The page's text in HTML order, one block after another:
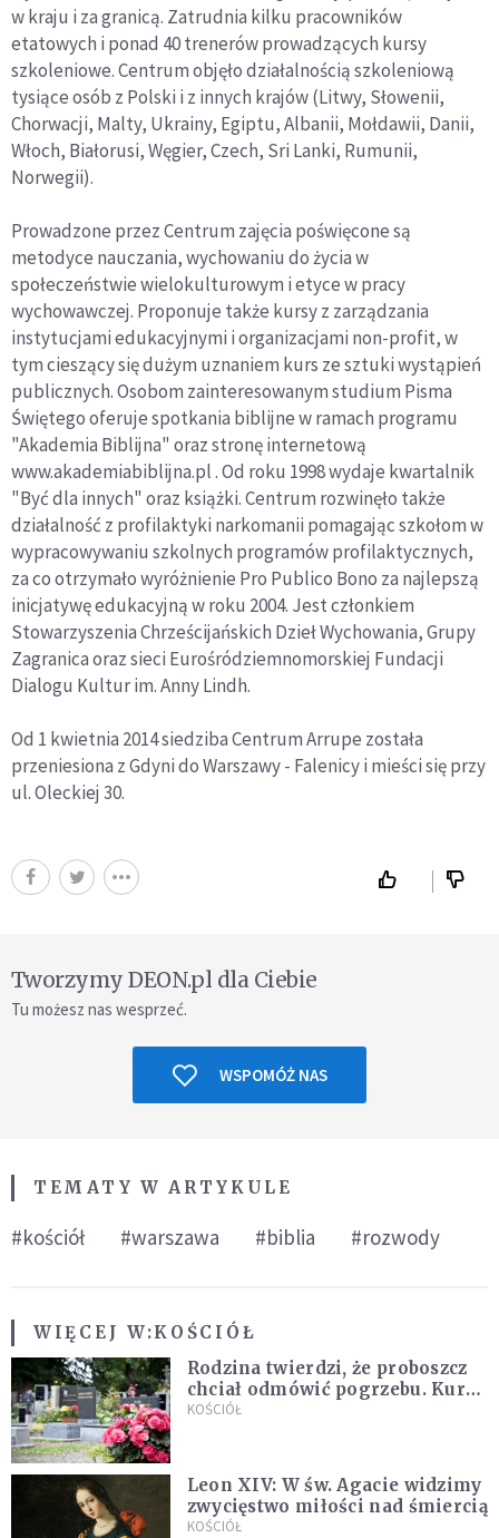
w kraju i za granicą. Zatrudnia kilku pracowników
etatowych i ponad 40 trenerów prowadzących kursy
szkoleniowe. Centrum objęło działalnością szkoleniową
tysiące osób z Polski i z innych krajów (Litwy, Słowenii,
Chorwacji, Malty, Ukrainy, Egiptu, Albanii, Mołdawii, Danii,
Włoch, Białorusi, Węgier, Czech, Sri Lanki, Rumunii,
Norwegii).
Prowadzone przez Centrum zajęcia poświęcone są
metodyce nauczania, wychowaniu do życia w
społeczeństwie wielokulturowym i etyce w pracy
wychowawczej. Proponuje także kursy z zarządzania
instytucjami edukacyjnymi i organizacjami non-profit, w
tym cieszący się dużym uznaniem kurs ze sztuki wystąpień
publicznych. Osobom zainteresowanym studium Pisma
Świętego oferuje spotkania biblijne w ramach programu
"Akademia Biblijna" oraz stronę internetową
www.akademiabiblijna.pl . Od roku 1998 wydaje kwartalnik
"Być dla innych" oraz książki. Centrum rozwinęło także
działalność z profilaktyki narkomanii pomagając szkołom w
wypracowywaniu szkolnych programów profilaktycznych,
za co otrzymało wyróżnienie Pro Publico Bono za najlepszą
inicjatywę edukacyjną w roku 2004. Jest członkiem
Stowarzyszenia Chrześcijańskich Dzieł Wychowania, Grupy
Zagranica oraz sieci Eurośródziemnomorskiej Fundacji
Dialogu Kultur im. Anny Lindh.
Od 1 kwietnia 2014 siedziba Centrum Arrupe została
przeniesiona z Gdyni do Warszawy - Falenicy i mieści się przy
ul. Oleckiej 30.
Tworzymy DEON.pl dla Ciebie
Tu możesz nas wesprzeć.
WSPOMÓŻ NAS
TEMATY W ARTYKULE
#kościół #warszawa #biblia #rozwody
WIĘCEJ W:KOŚCIÓŁ
Rodzina twierdzi, że proboszcz
chciał odmówić pogrzebu. Kuria
zapowiada wyjaśnienia
KOŚCIÓŁ
Leon XIV: W św. Agacie widzimy
zwycięstwo miłości nad śmiercią
KOŚCIÓŁ